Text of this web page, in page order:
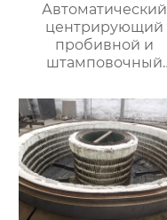
Автоматический
центрирующий
пробивной и
штамповочный
пресс